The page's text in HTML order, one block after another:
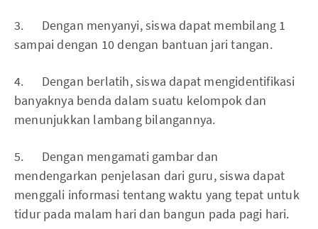
3. Dengan menyanyi, siswa dapat membilang 1
sampai dengan 10 dengan bantuan jari tangan.
4. Dengan berlatih, siswa dapat mengidentifikasi
banyaknya benda dalam suatu kelompok dan
menunjukkan lambang bilangannya.
5. Dengan mengamati gambar dan
mendengarkan penjelasan dari guru, siswa dapat
menggali informasi tentang waktu yang tepat untuk
tidur pada malam hari dan bangun pada pagi hari.